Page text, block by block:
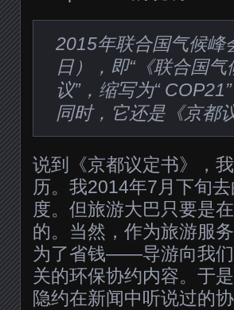
2015年联合国气候
日），即“《联合国
议”，缩写为“
同时，它还是《京都
说到《京都议定书》，
历。我2014年7月下旬
度。但旅游大巴只要是
的。当然，作为旅游服
为了省钱——导游向我们
关的环保协约内容。于
隐约在新闻中听说过的协